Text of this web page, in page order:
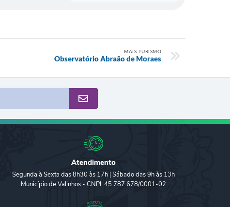
MAIS TURISMO
Observatório Abraão de Moraes
Atendimento
Segunda à Sexta das 8h30 às 17h | Sábado das 9h às 13h
Município de Valinhos - CNPJ: 45.787.678/0001-02